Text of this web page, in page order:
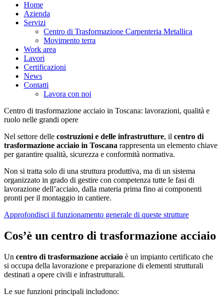
Home
Azienda
Servizi
Centro di Trasformazione Carpenteria Metallica
Movimento terra
Work area
Lavori
Certificazioni
News
Contatti
Lavora con noi
Centro di trasformazione acciaio in Toscana: lavorazioni, qualità e
ruolo nelle grandi opere
Nel settore delle costruzioni e delle infrastrutture, il centro di
trasformazione acciaio in Toscana rappresenta un elemento chiave
per garantire qualità, sicurezza e conformità normativa.
Non si tratta solo di una struttura produttiva, ma di un sistema
organizzato in grado di gestire con competenza tutte le fasi di
lavorazione dell’acciaio, dalla materia prima fino ai componenti
pronti per il montaggio in cantiere.
Approfondisci il funzionamento generale di queste strutture
Cos’è un centro di trasformazione acciaio
Un centro di trasformazione acciaio è un impianto certificato che
si occupa della lavorazione e preparazione di elementi strutturali
destinati a opere civili e infrastrutturali.
Le sue funzioni principali includono: